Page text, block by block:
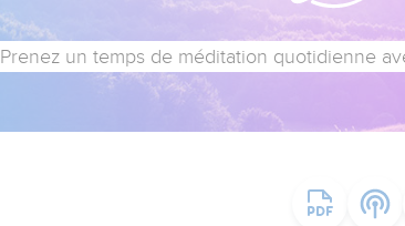
Prenez un temps de méditation quotidienne